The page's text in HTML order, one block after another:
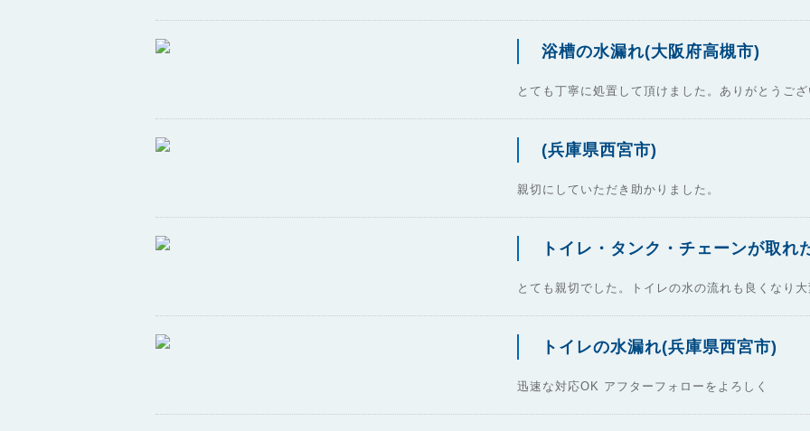
浴槽の水漏れ(大阪府高槻市)
とても丁寧に処置して頂けました。ありがとうござ
(兵庫県西宮市)
親切にしていただき助かりました。
トイレ・タンク・チェーンが取れ
とても親切でした。トイレの水の流れも良くなり
トイレの水漏れ(兵庫県西宮市)
迅速な対応OK アフターフォローをよろしく